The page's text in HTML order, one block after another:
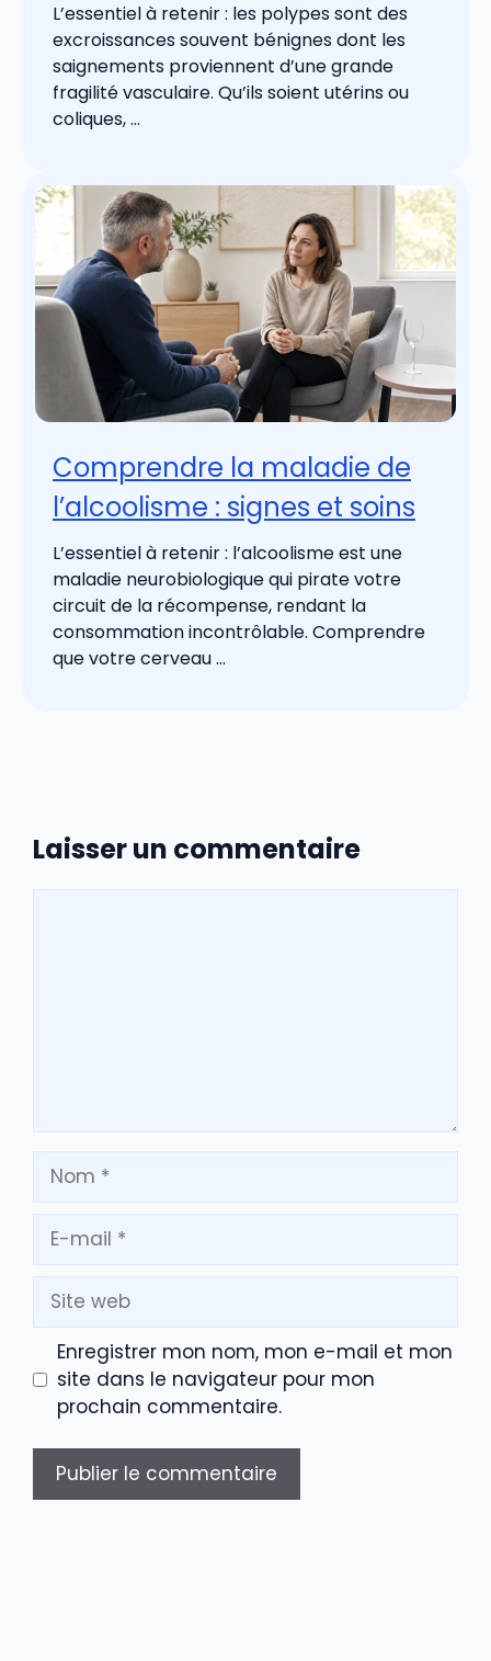
L’essentiel à retenir : les polypes sont des
excroissances souvent bénignes dont les
saignements proviennent d’une grande
fragilité vasculaire. Qu’ils soient utérins ou
coliques, ...
Comprendre la maladie de
l’alcoolisme : signes et soins
L’essentiel à retenir : l’alcoolisme est une
maladie neurobiologique qui pirate votre
circuit de la récompense, rendant la
consommation incontrôlable. Comprendre
que votre cerveau ...
Laisser un commentaire
Nom
mail
Site
web
Enregistrer mon nom, mon e-mail et mon
site dans le navigateur pour mon
prochain commentaire.